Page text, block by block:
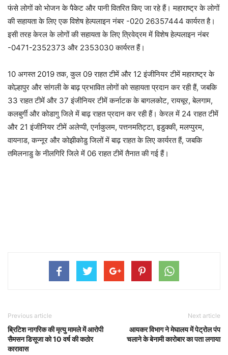
फंसे लोगों को भोजन के पैकेट और पानी वितरित किए जा रहे हैं। महाराष्ट्र के लोगों
की सहायता के लिए एक विशेष हेल्पलाइन नंबर -020 26357444 कार्यरत है।
इसी तरह केरल के लोगों की सहायता के लिए त्रिवेद्रम में विशेष हेल्पलाइन नंबर
-0471-2352373 और 2353030 कार्यरत हैं।
10 अगस्त 2019 तक, कुल 09 राहत टीमें और 12 इंजीनियर टीमें महाराष्ट्र के
कोल्हापुर और सांगली के बाढ़ प्रभावित लोगों को सहायता प्रदान कर रही हैं, जबकि
33 राहत टीमें और 37 इंजीनियर टीमें कर्नाटक के बागलकोट, रायचूर, बेलगाम,
कलबुर्गी और कोडागु जिले में बाढ़ राहत प्रदान कर रही हैं। केरल में 24 राहत टीमें
और 21 इंजीनियर टीमें अलेप्पी, एर्नाकुलम, पत्तनमतिट्टा, इडुक्की, मलप्पुरम,
वायनाड, कन्नूर और कोझीकोडु जिलों में बाढ़ राहत के लिए कार्यरत हैं, जबकि
तमिलनाडु के नीलगिरि जिले में 06 राहत टीमें तैनात की गई हैं।
Previous article
ब्रिटिश नागरिक की मृत्‍यु मामले में आरोपी
सैमसन डिसूजा को 10 वर्ष की कठोर
कारावास
Next article
आयकर विभाग ने मेघालय में पेट्रोल पंप
चलाने के बेनामी कारोबार का पता लगाया